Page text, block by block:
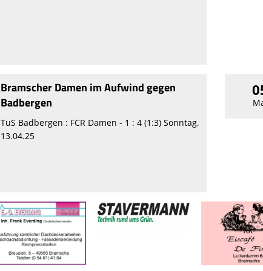
Bramscher Damen im Aufwind gegen
Badbergen
TuS Badbergen : FCR Damen - 1 : 4 (1:3) Sonntag,
13.04.25